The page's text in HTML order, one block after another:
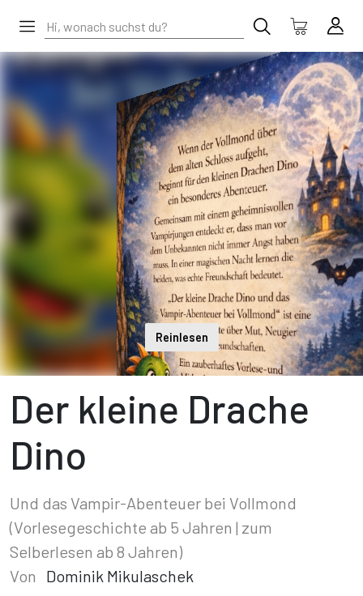
Reinlesen
Der kleine Drache
Dino
Und das Vampir-Abenteuer bei Vollmond
(Vorlesegeschichte ab 5 Jahren | zum
Selberlesen ab 8 Jahren)
Von
Dominik Mikulaschek